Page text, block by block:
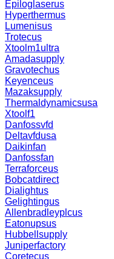
Epiloglaserus
Hyperthermus
Lumenisus
Trotecus
Xtoolm1ultra
Amadasupply
Gravotechus
Keyenceus
Mazaksupply
Thermaldynamicsusa
Xtoolf1
Danfossvfd
Deltavfdusa
Daikinfan
Danfossfan
Terraforceus
Bobcatdirect
Dialightus
Gelightingus
Allenbradleyplcus
Eatonupsus
Hubbellsupply
Juniperfactory
Coretecus